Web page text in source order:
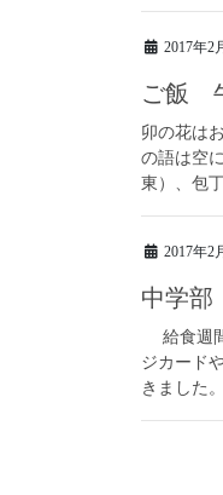
2017年2
ご飯
卯の花は
の語は空
東）、包
2017年2
中学
給食週間
ジカード
きました